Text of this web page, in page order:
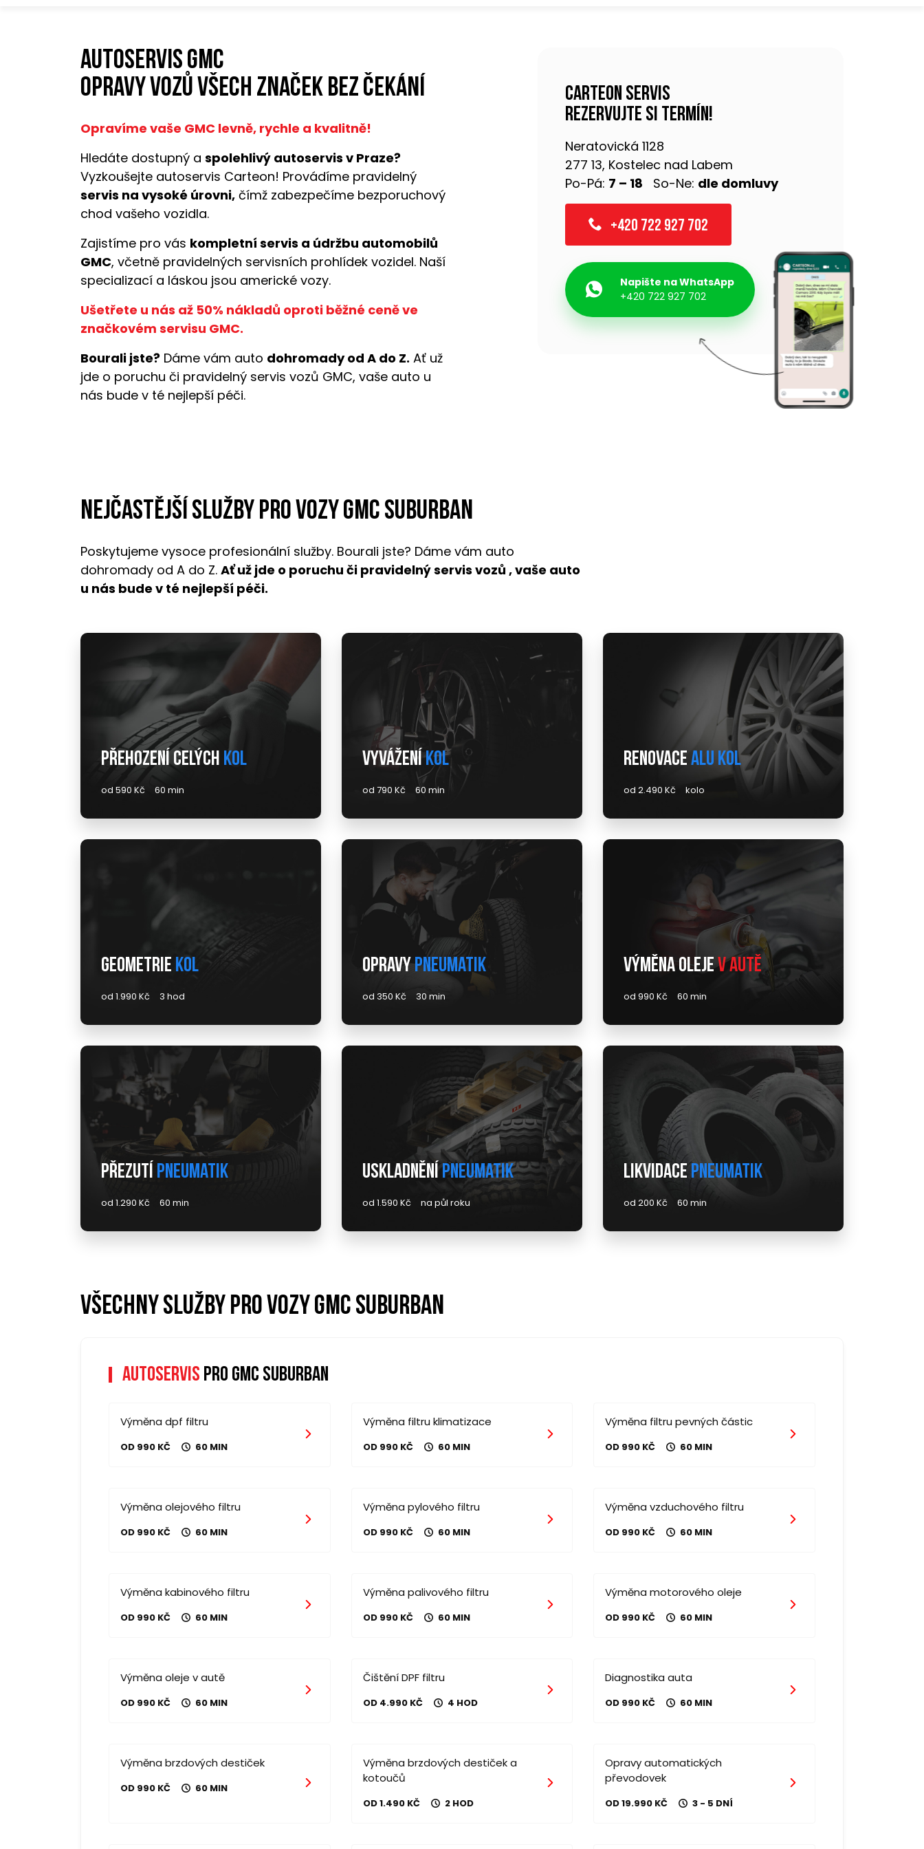
Autoservis GMC
opravy vozů všech značek bez čekání
Opravíme vaše GMC levně, rychle a kvalitně!
Hledáte dostupný a spolehlivý autoservis v Praze?
Vyzkoušejte autoservis Carteon! Provádíme pravidelný
servis na vysoké úrovni, čímž zabezpečíme bezporuchový
chod vašeho vozidla.
Zajistíme pro vás kompletní servis a údržbu automobilů
GMC, včetně pravidelných servisních prohlídek vozidel. Naší
specializací a láskou jsou americké vozy.
Ušetřete u nás až 50% nákladů oproti běžné ceně ve
značkovém servisu GMC.
Bourali jste? Dáme vám auto dohromady od A do Z. Ať už
jde o poruchu či pravidelný servis vozů GMC, vaše auto u
nás bude v té nejlepší péči.
Carteon servis
rezervujte si termín!
Neratovická 1128
277 13, Kostelec nad Labem
Po-Pá: 7 – 18 So-Ne: dle domluvy
+420 722 927 702
Napište na WhatsApp
+420 722 927 702
Nejčastější služby pro vozy GMC Suburban
Poskytujeme vysoce profesionální služby. Bourali jste? Dáme vám auto
dohromady od A do Z. Ať už jde o poruchu či pravidelný servis vozů , vaše auto
u nás bude v té nejlepší péči.
Přehození celých kol
od 590 Kč 60 min
Vyváženíkol
od 790 Kč 60 min
Renovacealu kol
od 2.490 Kč kolo
Geometrie kol
od 1.990 Kč 3 hod
Opravypneumatik
od 350 Kč 30 min
Výměna olejev autě
od 990 Kč 60 min
Přezutí pneumatik
od 1.290 Kč 60 min
Uskladněnípneumatik
od 1.590 Kč na půl roku
Likvidacepneumatik
od 200 Kč 60 min
Všechny služby pro vozy gmc suburban
Autoservis pro gmc suburban
Výměna dpf filtru
OD 990 KČ 60 MIN
Výměna filtru klimatizace
OD 990 KČ 60 MIN
Výměna filtru pevných částic
OD 990 KČ 60 MIN
Výměna olejového filtru
OD 990 KČ 60 MIN
Výměna pylového filtru
OD 990 KČ 60 MIN
Výměna vzduchového filtru
OD 990 KČ 60 MIN
Výměna kabinového filtru
OD 990 KČ 60 MIN
Výměna palivového filtru
OD 990 KČ 60 MIN
Výměna motorového oleje
OD 990 KČ 60 MIN
Výměna oleje v autě
OD 990 KČ 60 MIN
Čištění DPF filtru
OD 4.990 KČ 4 HOD
Diagnostika auta
OD 990 KČ 60 MIN
Výměna brzdových destiček
OD 990 KČ 60 MIN
Výměna brzdových destiček a
kotoučů
OD 1.490 KČ 2 HOD
Opravy automatických
převodovek
OD 19.990 KČ 3 - 5 DNÍ